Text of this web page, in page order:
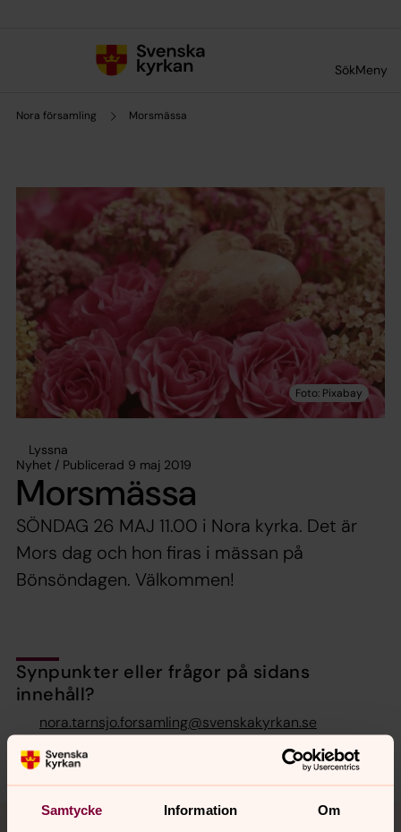
Samtycke Information Om
SökMeny
Nora församling Morsmässa
Lyssna
Nyhet / Publicerad 9 maj 2019
Morsmässa
SÖNDAG 26 MAJ 11.00 i Nora kyrka. Det är
Mors dag och hon firas i mässan på
Bönsöndagen. Välkommen!
Synpunkter eller frågor på sidans
innehåll?
nora.tarnsjo.forsamling@svenskakyrkan.se
Dela
Tillbaka till toppen
Tillbaka till innehållet